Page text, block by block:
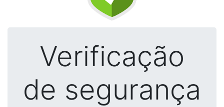
Verificação
de segurança